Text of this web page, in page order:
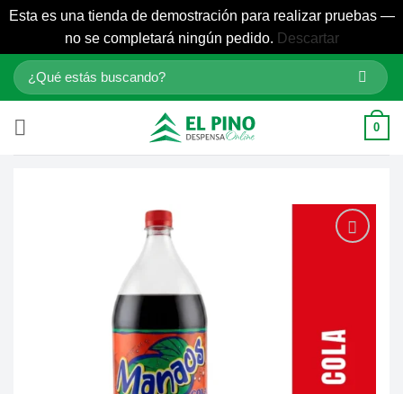
Esta es una tienda de demostración para realizar pruebas —
no se completará ningún pedido. Descartar
Saltar
Buscar
por:
0